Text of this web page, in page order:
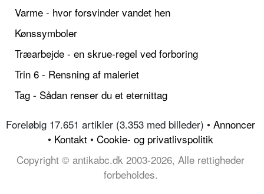
Varme - hvor forsvinder vandet hen
Kønssymboler
Træarbejde - en skrue-regel ved forboring
Trin 6 - Rensning af maleriet
Tag - Sådan renser du et eternittag
Foreløbig 17.651 artikler (3.353 med billeder) • Annoncer
• Kontakt • Cookie- og privatlivspolitik
Copyright © antikabc.dk 2003-2026, Alle rettigheder
forbeholdes.